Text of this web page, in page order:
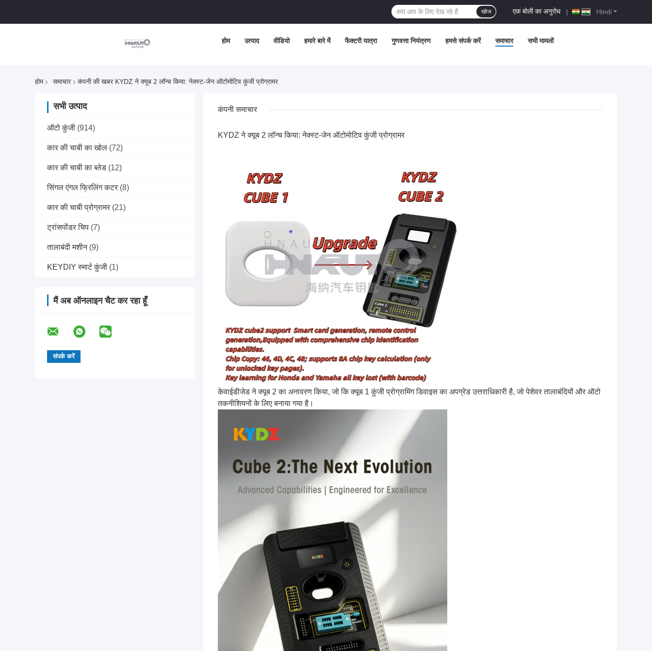
Hindi
एक बोली का अनुरोध |
खोज
होम उत्पाद वीडियो हमारे बारे में फैक्टरी यात्रा गुणवत्ता नियंत्रण हमसे संपर्क करें समाचार सभी मामलों
होम समाचार कंपनी की खबर KYDZ ने क्यूब 2 लॉन्च किया: नेक्स्ट-जेन ऑटोमोटिव कुंजी प्रोग्रामर
सभी उत्पाद
ऑटो कुंजी (914)
कार की चाबी का खोल (72)
कार की चाबी का ब्लेड (12)
सिंगल एंगल फ्रिलिंग कटर (8)
कार की चाबी प्रोग्रामर (21)
ट्रांसपोंडर चिप (7)
तालाबंदी मशीन (9)
KEYDIY स्मार्ट कुंजी (1)
मैं अब ऑनलाइन चैट कर रहा हूँ
कंपनी समाचार
KYDZ ने क्यूब 2 लॉन्च किया: नेक्स्ट-जेन ऑटोमोटिव कुंजी प्रोग्रामर
केवाईडीजेड ने क्यूब 2 का अनावरण किया, जो कि क्यूब 1 कुंजी प्रोग्रामिंग डिवाइस का अपग्रेड उत्तराधिकारी है, जो पेशेवर तालाबंदियों और ऑटो
तकनीशियनों के लिए बनाया गया है।